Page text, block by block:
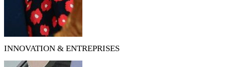
INNOVATION & ENTREPRISES